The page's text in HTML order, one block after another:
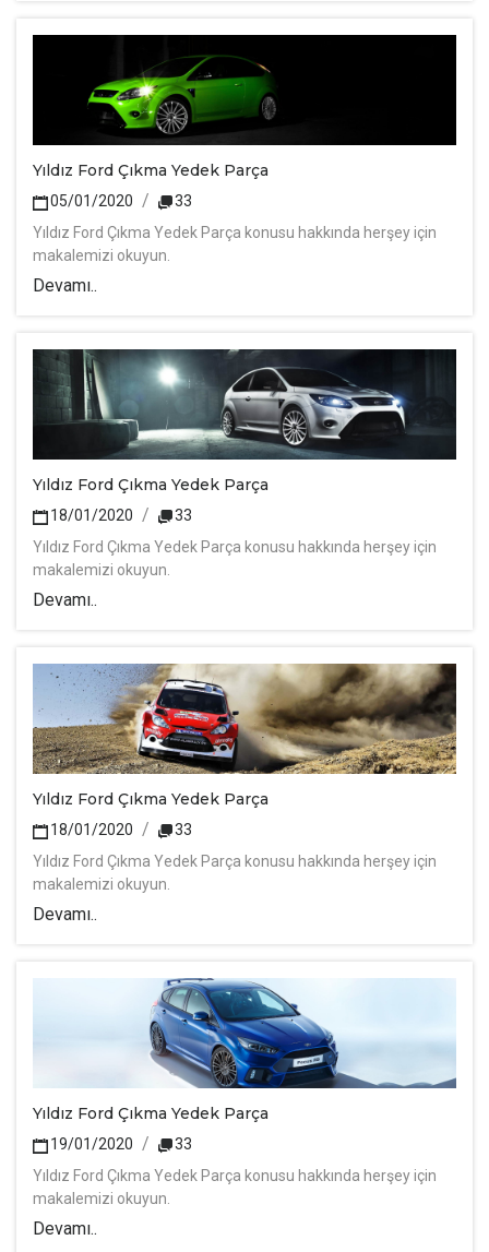
Yıldız Ford Çıkma Yedek Parça
05/01/2020
33
Yıldız Ford Çıkma Yedek Parça konusu hakkında herşey için
makalemizi okuyun.
Devamı..
Yıldız Ford Çıkma Yedek Parça
18/01/2020
33
Yıldız Ford Çıkma Yedek Parça konusu hakkında herşey için
makalemizi okuyun.
Devamı..
Yıldız Ford Çıkma Yedek Parça
18/01/2020
33
Yıldız Ford Çıkma Yedek Parça konusu hakkında herşey için
makalemizi okuyun.
Devamı..
Yıldız Ford Çıkma Yedek Parça
19/01/2020
33
Yıldız Ford Çıkma Yedek Parça konusu hakkında herşey için
makalemizi okuyun.
Devamı..